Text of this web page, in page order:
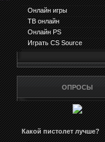
Онлайн игры
ТВ онлайн
Онлайн PS
Играть CS Source
ОПРОСЫ
Какой пистолет лучше?